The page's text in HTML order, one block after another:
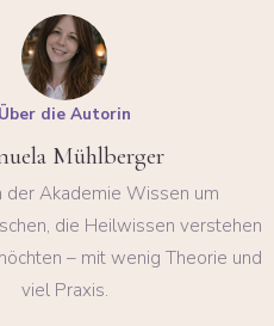
Über die Autorin
Mühlberger
der Akademie Wissen um
die Heilwissen verstehen
– mit wenig Theorie und
viel Praxis.